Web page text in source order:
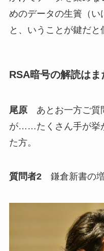
めのデータの生簀（
と、いうことが鍵だと
RSA暗号の解読はま
尾原あとお一方ご質
が……たくさん手が挙
た方。
質問者2鎌倉新書の増